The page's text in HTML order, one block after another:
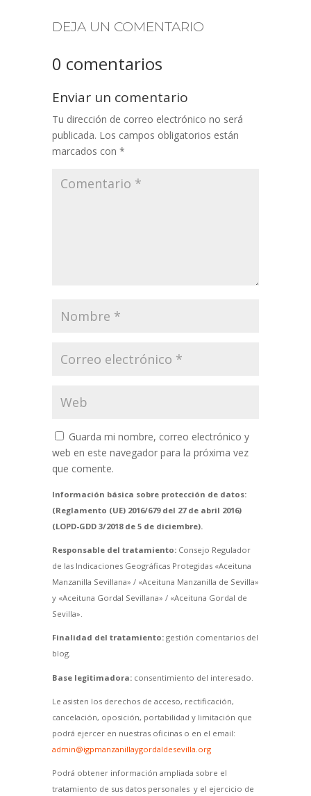
DEJA UN COMENTARIO
0 comentarios
Enviar un comentario
Tu dirección de correo electrónico no será
publicada. Los campos obligatorios están
marcados con *
Guarda mi nombre, correo electrónico y
web en este navegador para la próxima vez
que comente.
Información básica sobre protección de datos:
(Reglamento (UE) 2016/679 del 27 de abril 2016)
(LOPD-GDD 3/2018 de 5 de diciembre).
Responsable del tratamiento:Consejo Regulador
de las Indicaciones Geográficas Protegidas «Aceituna
Manzanilla Sevillana» / «Aceituna Manzanilla de Sevilla»
y «Aceituna Gordal Sevillana» / «Aceituna Gordal de
Sevilla».
Finalidad del tratamiento:gestión comentarios del
blog.
Base legitimadora:consentimiento del interesado.
Le asisten los derechos de acceso, rectificación,
cancelación, oposición, portabilidad y limitación que
podrá ejercer en nuestras oficinas o en el email:
admin@igpmanzanillaygordaldesevilla.org
Podrá obtener información ampliada sobre el
tratamiento de sus datos personales y el ejercicio de